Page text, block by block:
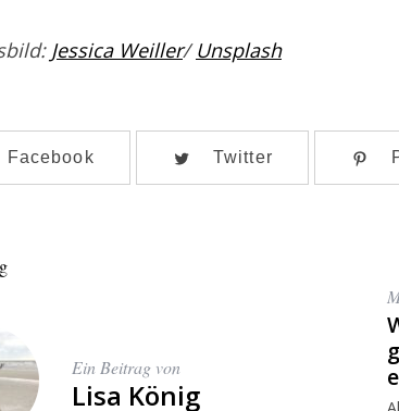
Jessica Weiller/Unsplash
Facebook Twitter
Ein Beitrag von
Lisa König